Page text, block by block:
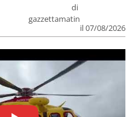
di
gazzettamatin
il 07/08/2026